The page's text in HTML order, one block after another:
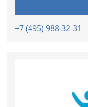
+7 (495) 988-32-31